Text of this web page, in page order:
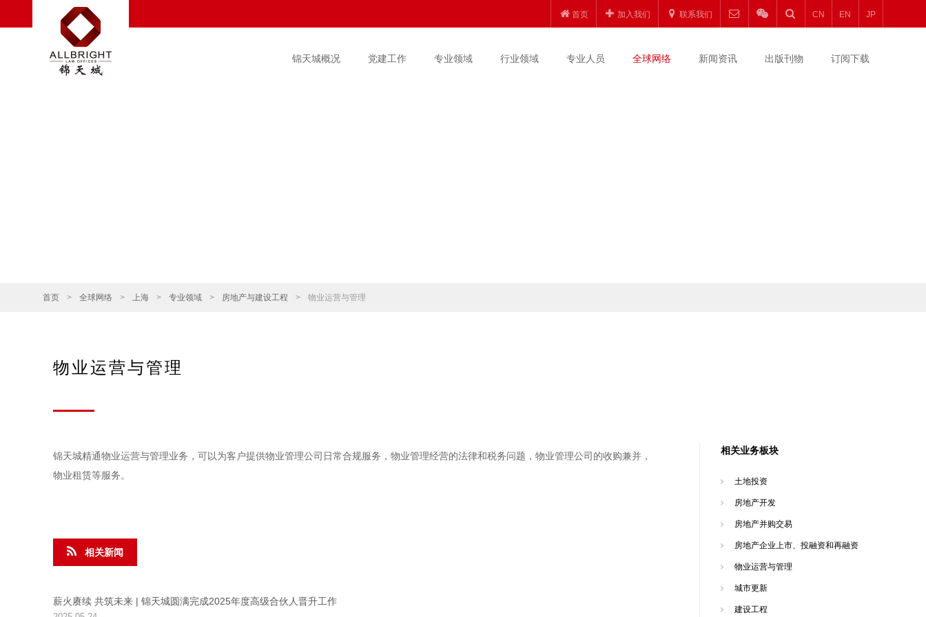
首页 加入我们 联系我们 CN EN JP
锦天城概况 党建工作 专业领域 行业领域 专业人员 全球网络 新闻资讯 出版刊物 订阅下载
首页 > 全球网络 > 上海 > 专业领域 > 房地产与建设工程 > 物业运营与管理
物业运营与管理
锦天城精通物业运营与管理业务，可以为客户提供物业管理公司日常合规服务，物业管理经营的法律和税务问题，物业管理公司的收购兼并，
物业租赁等服务。
相关新闻
薪火赓续 共筑未来 | 锦天城圆满完成2025年度高级合伙人晋升工作
相关业务板块
土地投资
房地产开发
房地产并购交易
房地产企业上市、投融资和再融资
物业运营与管理
城市更新
建设工程